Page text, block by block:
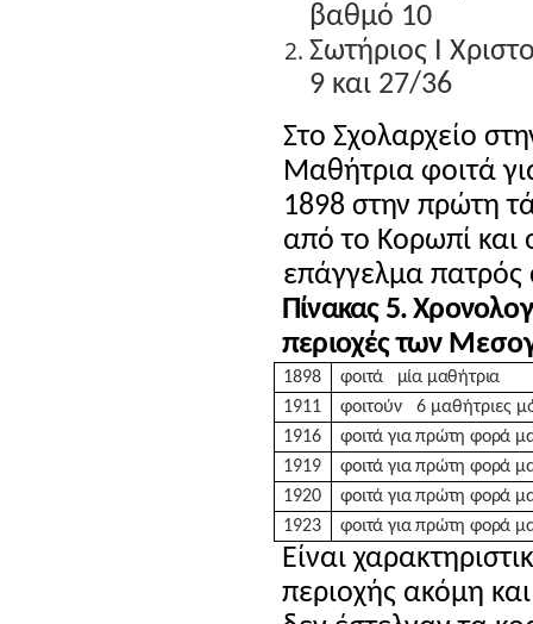
βαθμό 10
Σωτήριος Ι
9 και 27/36
Στο Σχολαρχείο
Μαθήτρια φοιτά
1898 στην πρώτη
από το Κορωπί και
επάγγελμα πατρός
Πίνακας 5.
περιοχές των
1898 φοιτά
μία μαθήτρια
1911
φοιτούν
6 μαθήτριες
1916
φοιτά για πρώτη φορά
1919
φοιτά για πρώτη φορά
1920
φοιτά για πρώτη φορά
1923
φοιτά για πρώτη φορά
Είναι
περιοχής ακόμη